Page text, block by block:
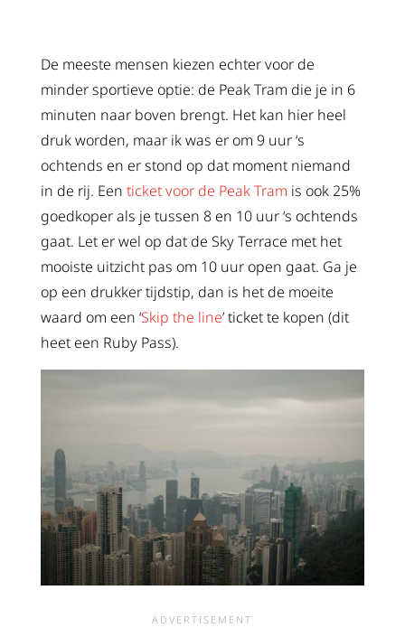
De meeste mensen kiezen echter voor de
minder sportieve optie: de Peak Tram die je in 6
minuten naar boven brengt. Het kan hier heel
druk worden, maar ik was er om 9 uur ‘s
ochtends en er stond op dat moment niemand
in de rij. Een ticket voor de Peak Tram is ook 25%
goedkoper als je tussen 8 en 10 uur ‘s ochtends
gaat. Let er wel op dat de Sky Terrace met het
mooiste uitzicht pas om 10 uur open gaat. Ga je
op een drukker tijdstip, dan is het de moeite
waard om een ‘Skip the line’ ticket te kopen (dit
heet een Ruby Pass).